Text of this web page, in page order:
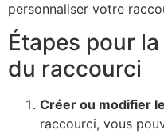
personnaliser votre
Étapes pour
du raccourci
Créer ou modifier
raccourci, vous